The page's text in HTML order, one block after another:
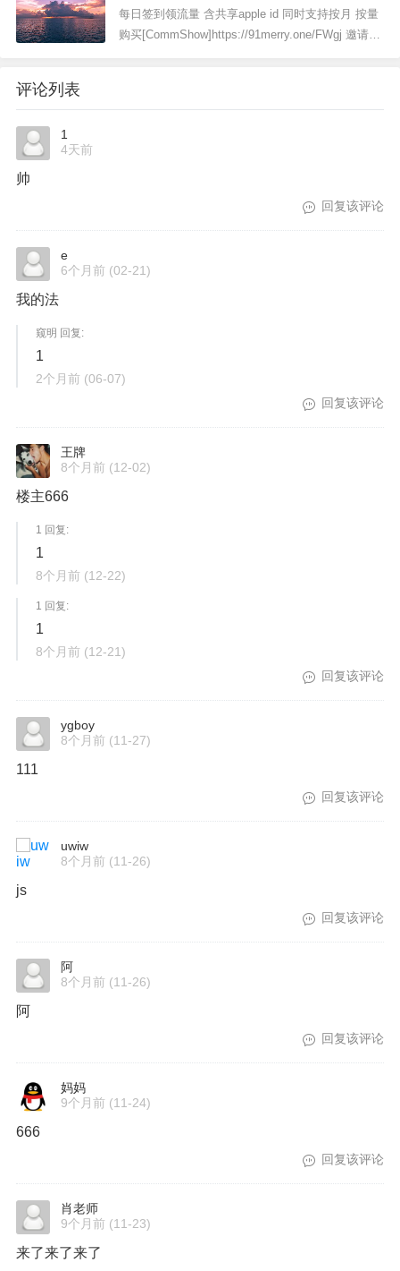
址：》》》前往《《《...
每日签到领流量 含共享apple id 同时支持按月 按量
购买[CommShow]https://91merry.one/FWgj 邀请
评论列表
1
4天前
帅
回复该评论
e
6个月前 (02-21)
我的法
窥明 回复:
1
2个月前 (06-07)
回复该评论
王牌
8个月前 (12-02)
楼主666
1 回复:
1
8个月前 (12-22)
1 回复:
1
8个月前 (12-21)
回复该评论
ygboy
8个月前 (11-27)
111
回复该评论
uwiw
8个月前 (11-26)
js
回复该评论
阿
8个月前 (11-26)
阿
回复该评论
妈妈
9个月前 (11-24)
666
回复该评论
肖老师
9个月前 (11-23)
来了来了来了